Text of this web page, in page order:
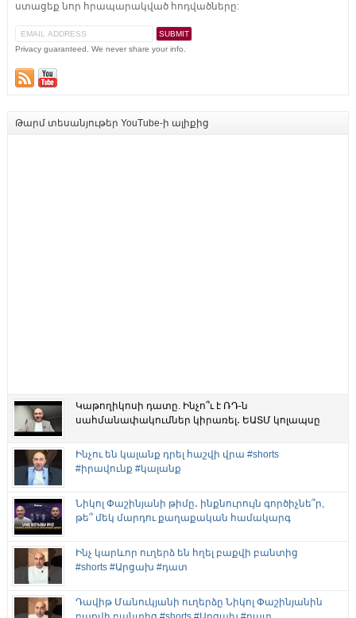
ստացեք նոր հրապարակված հոդվածները:
Privacy guaranteed. We never share your info.
Թարմ տեսանյութեր YouTube-ի ալիքից
Կաթողիկոսի դատը. Ինչո՞ւ է ՌԴ-ն
սահմանափակումներ կիրառել․ ԵԱՏՄ կոլապսը
Ինչու են կալանք դրել հաշվի վրա #shorts
#իրավունք #կալանք
Նիկոլ Փաշինյանի թիմը․ ինքնուրույն գործիչնե՞ր,
թե՞ մեկ մարդու քաղաքական համակարգ
Ինչ կարևոր ուղերձ են հղել բաքվի բանտից
#shorts #Արցախ #դատ
Դավիթ Մանուկյանի ուղերձը Նիկոլ Փաշինյանին